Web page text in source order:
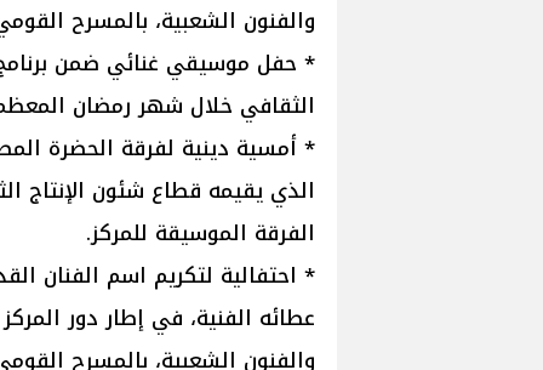
والفنون الشعبية، بالمسرح
* حفل موسيقي غنائي ضمن
الثقافي خلال شهر رمضان
* أمسية دينية لفرقة الحضرة
الذي يقيمه قطاع شئون الإنتاج
الفرقة الموسيقة للمركز.
* احتفالية لتكريم اسم الفنان
عطائه الفنية، في إطار دور
والفنون الشعبية، بالمسرح